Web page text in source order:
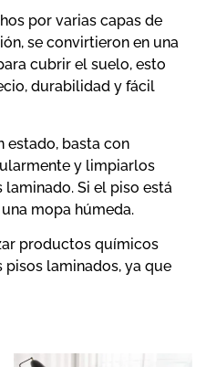
por varias capas de
se convirtieron en una
cubrir el suelo, esto
durabilidad y fácil
estado, basta con
y limpiarlos
Si el piso está
mopa húmeda.
productos químicos
laminados, ya que